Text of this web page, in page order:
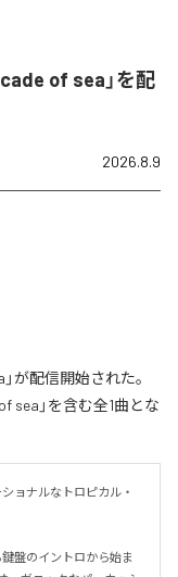
of sea」を配
2026.8.9
が配信開始された。
sea」を含む全1曲とな
ョナルなトロピカル・
盤のイントロから始ま